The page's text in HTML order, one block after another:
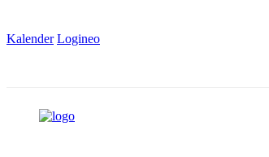
Kalender Logineo